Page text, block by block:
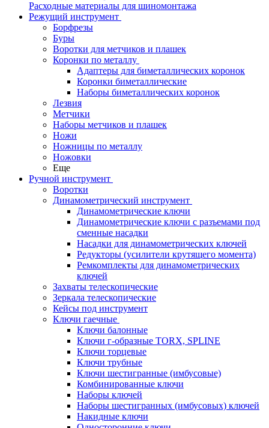
Расходные материалы для шиномонтажа
Режущий инструмент
Борфрезы
Буры
Воротки для метчиков и плашек
Коронки по металлу
Адаптеры для биметаллических коронок
Коронки биметаллические
Наборы биметаллических коронок
Лезвия
Метчики
Наборы метчиков и плашек
Ножи
Ножницы по металлу
Ножовки
Еще
Ручной инструмент
Воротки
Динамометрический инструмент
Динамометрические ключи
Динамометрические ключи с разъемами под
сменные насадки
Насадки для динамометрических ключей
Редукторы (усилители крутящего момента)
Ремкомплекты для динамометрических
ключей
Захваты телескопические
Зеркала телескопические
Кейсы под инструмент
Ключи гаечные
Ключи балонные
Ключи г-образные TORX, SPLINE
Ключи торцевые
Ключи трубные
Ключи шестигранные (имбусовые)
Комбинированные ключи
Наборы ключей
Наборы шестигранных (имбусовых) ключей
Накидные ключи